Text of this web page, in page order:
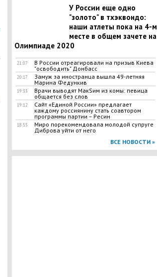
У России еще одно
"золото" в тхэквондо:
наши атлеты пока на 4-м
месте в общем зачете на
Олимпиаде 2020
21:07
В России отреагировали на призыв Киева
"освободить" Донбасс
20:17
Замуж за иностранца вышла 49-летняя
Марина Федункив
19:33
Врачи выводят МакSим из комы: певица
общается без слов
19:12
Сайт «Единой России» предлагает
каждому россиянину стать соавтором
программы партии – Ресин
18:55
Миро порекомендовала молодой супруге
Диброва уйти от него
ВСЕ НОВОСТИ »